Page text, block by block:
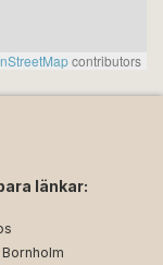
contributors
länkar: